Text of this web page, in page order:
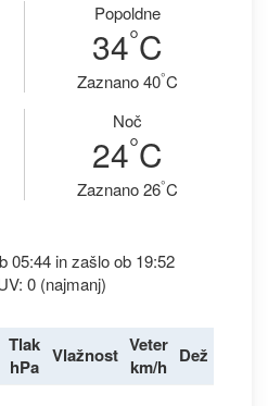
Popoldne
34°C
Zaznano 40°C
Noč
24°C
Zaznano 26°C
05:44 in zašlo ob 19:52
0 (najmanj)
Tlak
hPa Vlažnost Veter
km/h Dež